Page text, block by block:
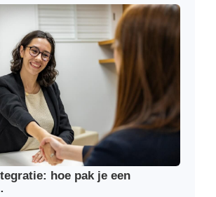
hoe pak je een